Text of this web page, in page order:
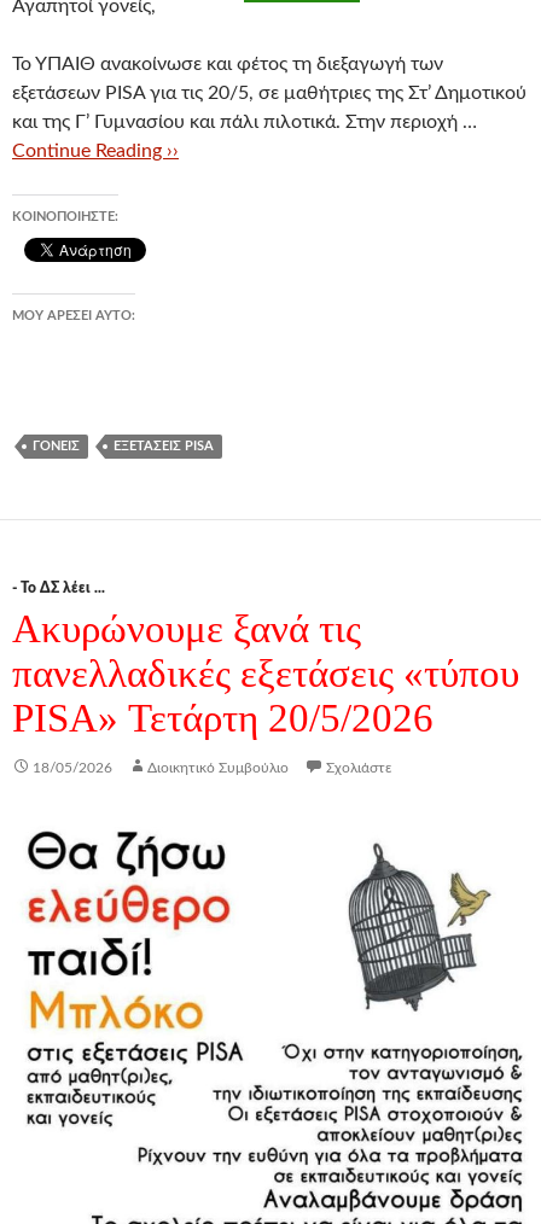
Αγαπητοί γονείς,
Το ΥΠΑΙΘ ανακοίνωσε και φέτος τη διεξαγωγή των
εξετάσεων PISA για τις 20/5, σε μαθήτριες της Στ’ Δημοτικού
και της Γ’ Γυμνασίου και πάλι πιλοτικά. Στην περιοχή …
Continue Reading ››
ΚΟΙΝΟΠΟΙΉΣΤΕ:
ΜΟΥ ΑΡΈΣΕΙ ΑΥΤΌ:
ΓΟΝΕΊΣ ΕΞΕΤΆΣΕΙΣ PISA
- Το ΔΣ λέει ...
Ακυρώνουμε ξανά τις
πανελλαδικές εξετάσεις «τύπου
PISA» Τετάρτη 20/5/2026
18/05/2026 Διοικητικό Συμβούλιο Σχολιάστε